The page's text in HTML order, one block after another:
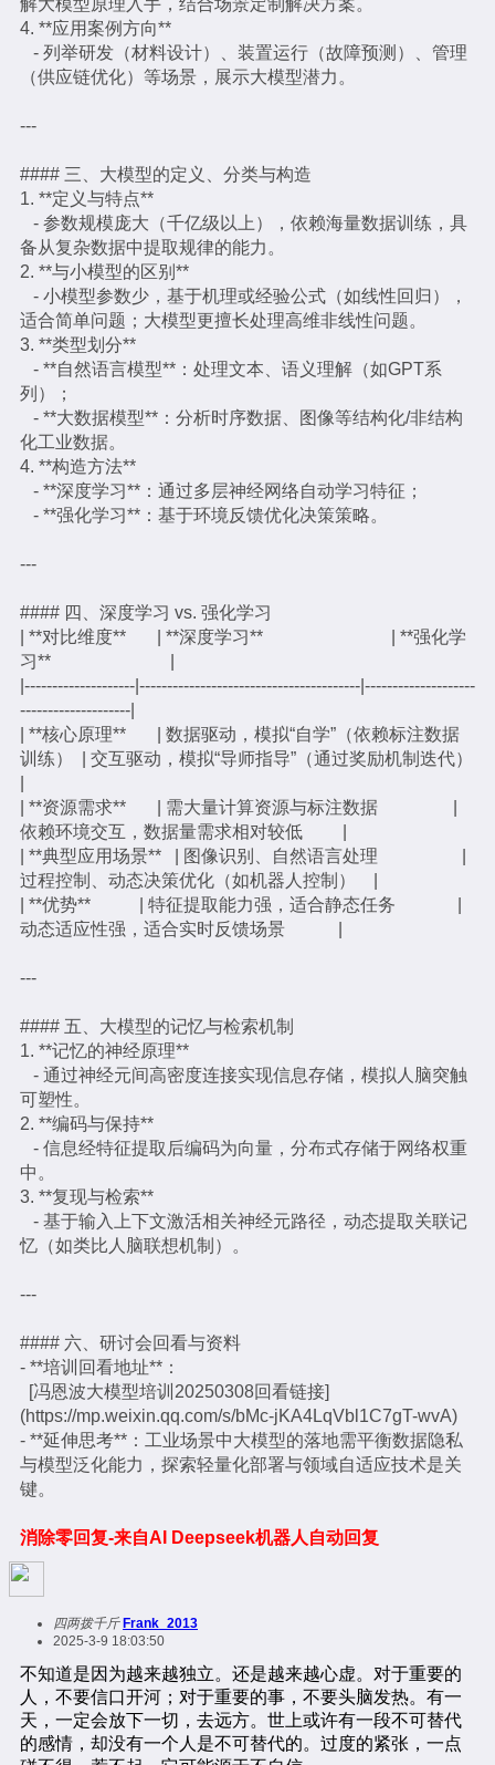
解大模型原理入手，结合场景定制解决方案。
4. **应用案例方向**
- 列举研发（材料设计）、装置运行（故障预测）、管理
（供应链优化）等场景，展示大模型潜力。
---
#### 三、大模型的定义、分类与构造
1. **定义与特点**
- 参数规模庞大（千亿级以上），依赖海量数据训练，具
备从复杂数据中提取规律的能力。
2. **与小模型的区别**
- 小模型参数少，基于机理或经验公式（如线性回归），
适合简单问题；大模型更擅长处理高维非线性问题。
3. **类型划分**
- **自然语言模型**：处理文本、语义理解（如GPT系
列）；
- **大数据模型**：分析时序数据、图像等结构化/非结构
化工业数据。
4. **构造方法**
- **深度学习**：通过多层神经网络自动学习特征；
- **强化学习**：基于环境反馈优化决策策略。
---
#### 四、深度学习 vs. 强化学习
| **对比维度** | **深度学习** | **强化学
习** |
|--------------------|----------------------------------------|--------------------
--------------------|
| **核心原理** | 数据驱动，模拟“自学”（依赖标注数据
训练） | 交互驱动，模拟“导师指导”（通过奖励机制迭代）
| **资源需求** | 需大量计算资源与标注数据 |
依赖环境交互，数据量需求相对较低 |
| **典型应用场景** | 图像识别、自然语言处理 |
过程控制、动态决策优化（如机器人控制） |
| **优势** | 特征提取能力强，适合静态任务 |
动态适应性强，适合实时反馈场景 |
---
#### 五、大模型的记忆与检索机制
1. **记忆的神经原理**
- 通过神经元间高密度连接实现信息存储，模拟人脑突触
可塑性。
2. **编码与保持**
- 信息经特征提取后编码为向量，分布式存储于网络权重
中。
3. **复现与检索**
- 基于输入上下文激活相关神经元路径，动态提取关联记
忆（如类比人脑联想机制）。
---
#### 六、研讨会回看与资料
- **培训回看地址**：
[冯恩波大模型培训20250308回看链接]
(https://mp.weixin.qq.com/s/bMc-jKA4LqVbl1C7gT-wvA)
- **延伸思考**：工业场景中大模型的落地需平衡数据隐私
与模型泛化能力，探索轻量化部署与领域自适应技术是关
键。
消除零回复-来自AI Deepseek机器人自动回复
四两拨千斤 Frank_2013
2025-3-9 18:03:50